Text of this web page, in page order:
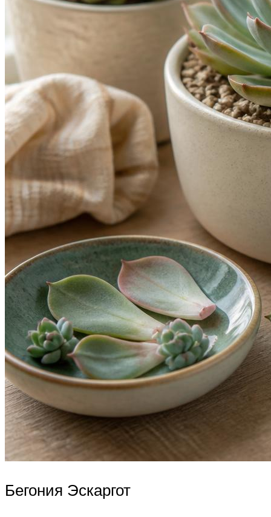
Бегония Эскаргот